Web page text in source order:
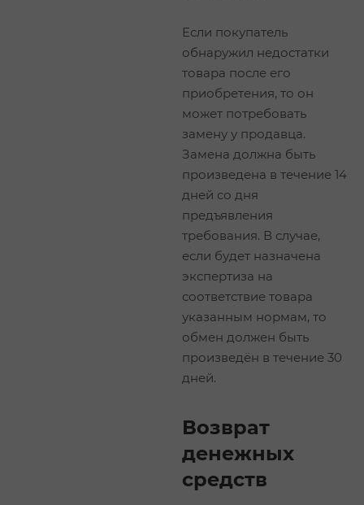
Если покупатель
обнаружил недостатки
товара после его
приобретения, то он
может потребовать
замену у продавца.
Замена должна быть
произведена в течение 14
дней со дня
предъявления
требования. В случае,
если будет назначена
экспертиза на
соответствие товара
указанным нормам, то
обмен должен быть
произведён в течение 30
дней.
Возврат
денежных
средств